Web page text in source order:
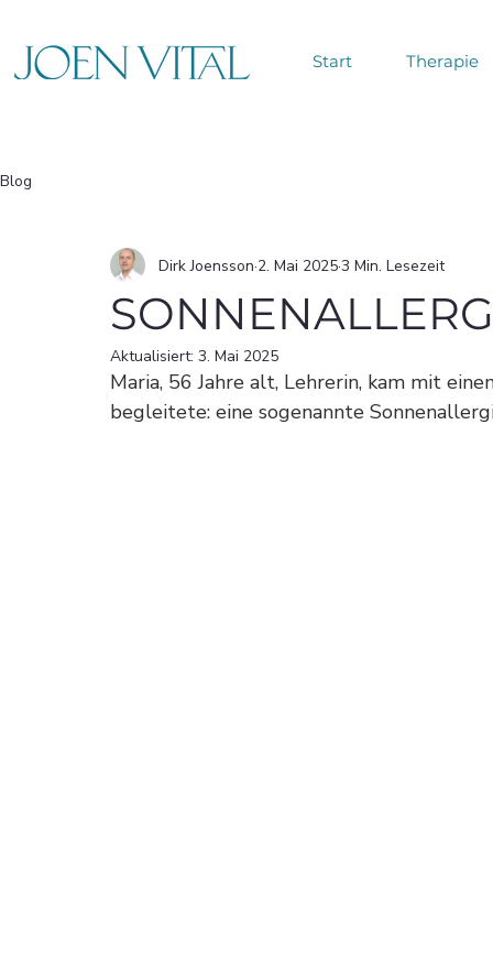
Start Therapie
Blog
Dirk Joensson 2. Mai 20253 Min. Lesezeit
Aktualisiert: 3. Mai 2025
Maria, 56 Jahre alt, Lehrerin, kam mit
begleitete: eine sogenannte